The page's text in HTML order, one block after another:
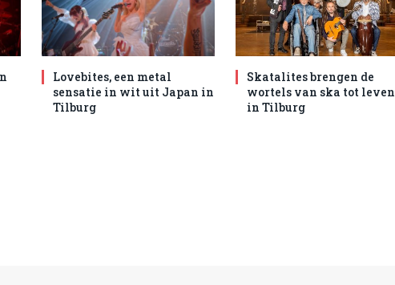
Lovebites, een metal
sensatie in wit uit Japan in
Tilburg
Skatalites brengen de
wortels van ska tot leven
in Tilburg